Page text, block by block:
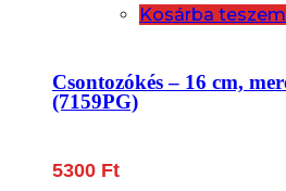
Kosárba teszem
Csontozókés – 16 cm,
(7159PG)
5300 Ft